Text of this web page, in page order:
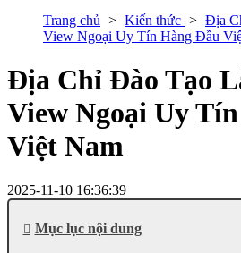
Trang chủ Kiến thức
Địa
View Ngoại Uy Tín Hàng Đầu
Địa Chỉ Đào Tạo
View Ngoại Uy
Việt Nam
2025-11-10 16:36:39
Mục lục nội dung